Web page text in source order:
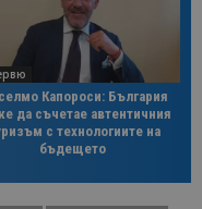
Капороси: България
да съчетае автентичния
с технологиите на
бъдещето